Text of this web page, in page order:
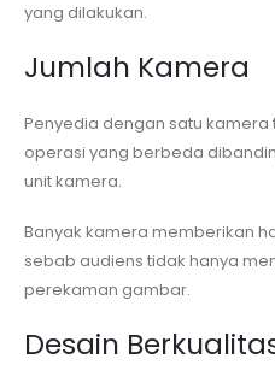
yang dilakukan.
Jumlah Kamera
Penyedia dengan satu
operasi yang berbeda
unit kamera.
Banyak kamera memberikan
sebab audiens tidak hanya
perekaman gambar.
Desain